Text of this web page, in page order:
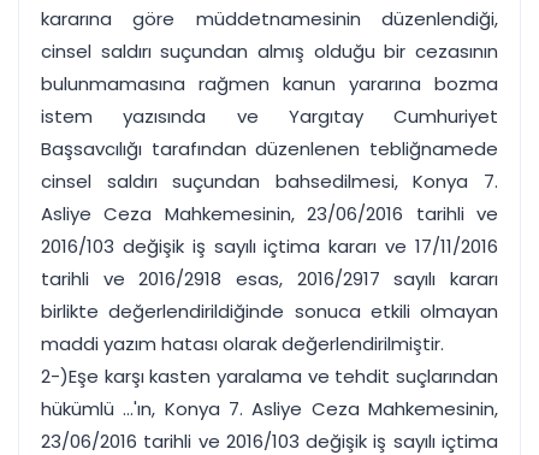
kararına göre müddetnamesinin düzenlendiği,
cinsel saldırı suçundan almış olduğu bir cezasının
bulunmamasına rağmen kanun yararına bozma
istem yazısında ve Yargıtay Cumhuriyet
Başsavcılığı tarafından düzenlenen tebliğnamede
cinsel saldırı suçundan bahsedilmesi, Konya 7.
Asliye Ceza Mahkemesinin, 23/06/2016 tarihli ve
2016/103 değişik iş sayılı içtima kararı ve 17/11/2016
tarihli ve 2016/2918 esas, 2016/2917 sayılı kararı
birlikte değerlendirildiğinde sonuca etkili olmayan
maddi yazım hatası olarak değerlendirilmiştir.
2-)Eşe karşı kasten yaralama ve tehdit suçlarından
hükümlü ...'ın, Konya 7. Asliye Ceza Mahkemesinin,
23/06/2016 tarihli ve 2016/103 değişik iş sayılı içtima